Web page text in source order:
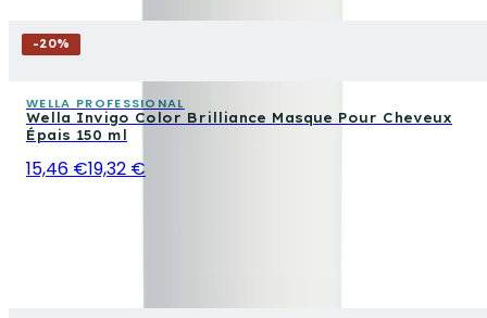
-20%
WELLA PROFESSIONAL
Wella Invigo Color Brilliance Masque Pour Cheveux
Épais 150 ml
15,46 €19,32 €